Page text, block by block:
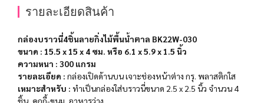
รายละเอียดสินค้า
กล่องบราวนี่4ชิ้นลายกิ่งไม้พื้นน้ำตาล BK22W-030
ขนาด : 15.5 x 15 x 4 ซม. หรือ 6.1 x 5.9 x 1.5 นิ้ว
ความหนา : 300 แกรม
รายละเอียด : กล่องเปิดด้านบน เจาะช่องหน้าต่าง กรุ. พลาสติกใส
เหมาะสำหรับ : ทำเป็นกล่องใส่บราวนี่ขนาด 2.5 x 2.5 นิ้ว จำนวน 4
ชิ้น, คุกกี้-ขนม อาหารว่าง